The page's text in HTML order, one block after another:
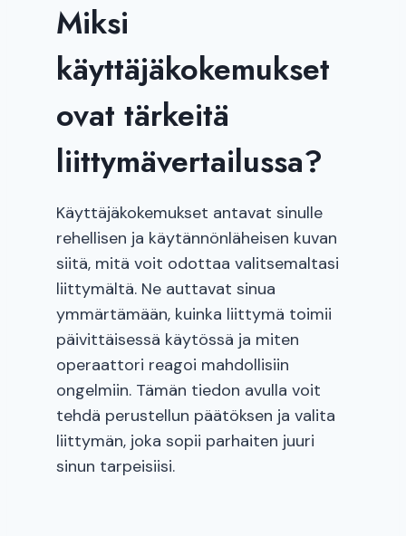
Miksi
käyttäjäkokemukset
ovat tärkeitä
liittymävertailussa?
Käyttäjäkokemukset antavat sinulle
rehellisen ja käytännönläheisen kuvan
siitä, mitä voit odottaa valitsemaltasi
liittymältä. Ne auttavat sinua
ymmärtämään, kuinka liittymä toimii
päivittäisessä käytössä ja miten
operaattori reagoi mahdollisiin
ongelmiin. Tämän tiedon avulla voit
tehdä perustellun päätöksen ja valita
liittymän, joka sopii parhaiten juuri
sinun tarpeisiisi.